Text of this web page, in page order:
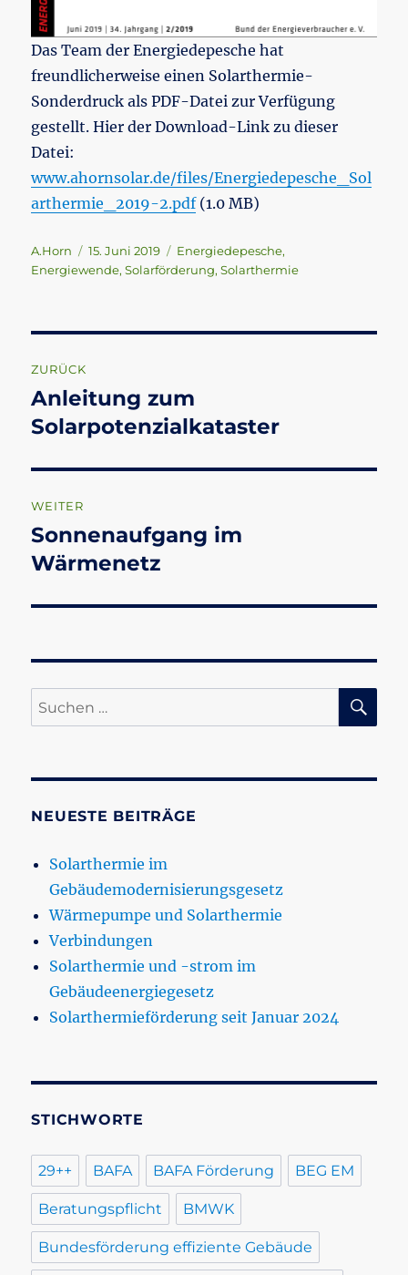
Das Team der Energiedepesche hat
freundlicherweise einen Solarthermie-
Sonderdruck als PDF-Datei zur Verfügung
gestellt. Hier der Download-Link zu dieser
Datei:
www.ahornsolar.de/files/Energiedepesche_Sol
arthermie_2019-2.pdf(1.0 MB)
Autor
A.Horn
Veröffentlicht
am
15. Juni 2019 Schlagwörter
Energiedepesche,
Energiewende,Solarförderung,Solarthermie
ZURÜCK
Vorheriger
Beitrag:
Anleitung zum
Solarpotenzialkataster
WEITER
Nächster
Beitrag:
Sonnenaufgang im
Wärmenetz
Suchen
nach:
NEUESTE BEITRÄGE
Solarthermie im
Gebäudemodernisierungsgesetz
Wärmepumpe und Solarthermie
Verbindungen
Solarthermie und -strom im
Gebäudeenergiegesetz
Solarthermieförderung seit Januar 2024
STICHWORTE
29++ BAFA BAFA Förderung BEG EM
Beratungspflicht BMWK
Bundesförderung effiziente Gebäude